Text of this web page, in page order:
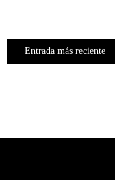
Entrada más reciente